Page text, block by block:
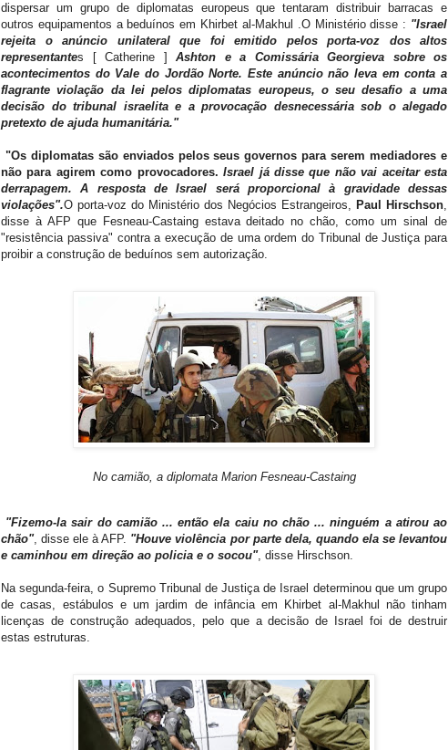
dispersar um grupo de diplomatas europeus que tentaram distribuir barracas e
outros equipamentos a beduínos em Khirbet al-Makhul .O Ministério disse : "Israel
rejeita o anúncio unilateral que foi emitido pelos porta-voz dos altos
representantes [ Catherine ] Ashton e a Comissária Georgieva sobre os
acontecimentos do Vale do Jordão Norte. Este anúncio não leva em conta a
flagrante violação da lei pelos diplomatas europeus, o seu desafio a uma
decisão do tribunal israelita e a provocação desnecessária sob o alegado
pretexto de ajuda humanitária."
"Os diplomatas são enviados pelos seus governos para serem mediadores e
não para agirem como provocadores.Israel já disse que não vai aceitar esta
derrapagem.A resposta de Israel será proporcional à gravidade dessas
violações".O porta-voz do Ministério dos Negócios Estrangeiros, Paul Hirschson,
disse à AFP que Fesneau-Castaing estava deitado no chão, como um sinal de
"resistência passiva" contra a execução de uma ordem do Tribunal de Justiça para
proibir a construção de beduínos sem autorização.
No camião, a diplomata Marion Fesneau-Castaing
"Fizemo-lasair do camião... então ela caiu no chão ... ninguém a atirou ao
chão", disse ele à AFP. "Houve violência por parte dela, quando ela se levantou
e caminhou em direção ao policia e o socou", disse Hirschson
Na segunda-feira ,o Supremo Tribunal de Justiça de Israel determinou que um grupo
de casas, estábulos e um jardim de infância em Khirbet al-Makhul não tinham
licenças de construção adequados , pelo que a decisão de Israel foi de destruir
estas estruturas